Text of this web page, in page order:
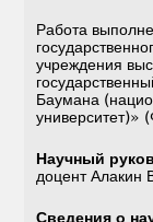
Работа
учреждения
Баумана
Научный
доцент Алакин
Сведения о